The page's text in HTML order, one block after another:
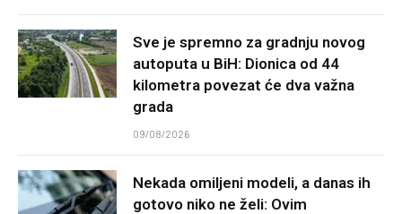
Sve je spremno za gradnju novog
autoputa u BiH: Dionica od 44
kilometra povezat će dva važna
grada
09/08/2026
Nekada omiljeni modeli, a danas ih
gotovo niko ne želi: Ovim